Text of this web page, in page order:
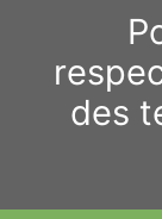
contenu
des